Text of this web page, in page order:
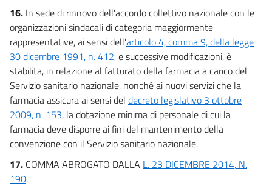
16. In sede di rinnovo dell'accordo collettivo nazionale con le
organizzazioni sindacali di categoria maggiormente
rappresentative, ai sensi dell'articolo 4, comma 9, della legge
30 dicembre 1991, n. 412, e successive modificazioni, è
stabilita, in relazione al fatturato della farmacia a carico del
Servizio sanitario nazionale, nonché ai nuovi servizi che la
farmacia assicura ai sensi del decreto legislativo 3 ottobre
2009, n. 153, la dotazione minima di personale di cui la
farmacia deve disporre ai fini del mantenimento della
convenzione con il Servizio sanitario nazionale.
17. COMMA ABROGATO DALLA L. 23 DICEMBRE 2014, N.
190.